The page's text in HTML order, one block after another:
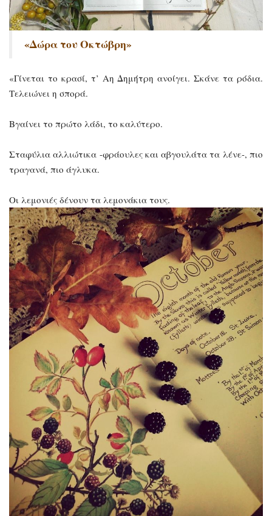
«Δώρα του Οκτώβρη»
«Γίνεται το κρασί, τ’ Αη Δημήτρη ανοίγει. Σκάνε τα ρόδια.
Τελειώνει η σπορά.
Βγαίνει το πρώτο λάδι, το καλύτερο.
Σταφύλια αλλιώτικα -φράουλες και αβγουλάτα τα λένε-, πιο
τραγανά, πιο άγλυκα.
Οι λεμονιές δένουν τα λεμονάκια τους.